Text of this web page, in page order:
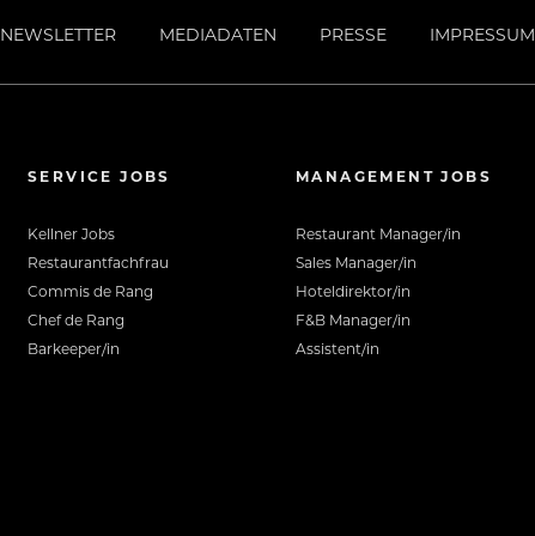
NEWSLETTER MEDIADATEN PRESSE IMPRESSUM
SERVICE JOBS
Kellner Jobs
Restaurantfachfrau
Commis de Rang
Chef de Rang
Barkeeper/in
MANAGEMENT JOBS
Restaurant Manager/in
Sales Manager/in
Hoteldirektor/in
F&B Manager/in
Assistent/in